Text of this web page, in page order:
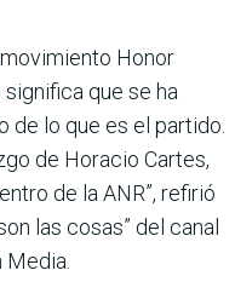
Honor
que se ha
de lo que es el partido.
de Horacio Cartes,
de la ANR”, refirió
las cosas” del canal
Media.